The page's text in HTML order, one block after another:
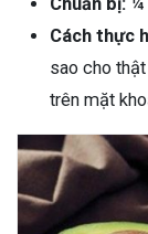
Cách thực
sao cho
trên mặt